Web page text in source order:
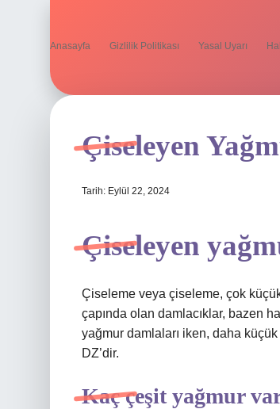
Anasayfa Gizlilik Politikası Yasal Uyarı
Çiseleyen
Tarih: Eylül 22, 2024
Çiseleyen
Çiseleme veya çiseleme, çok
çapında olan damlacıklar, bazen
yağmur damlaları iken, daha
DZ’dir.
Kaç çeşit yağmur